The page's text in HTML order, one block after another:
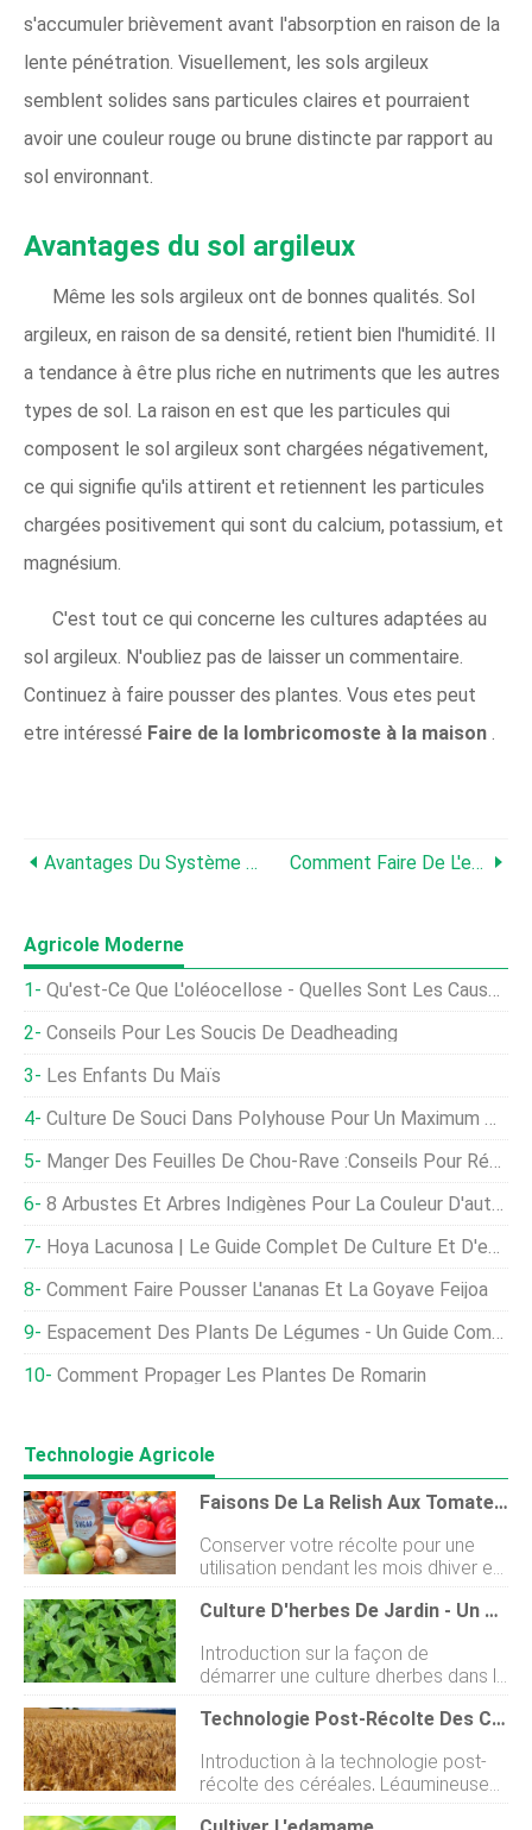
s'accumuler brièvement avant l'absorption en raison de la
lente pénétration. Visuellement, les sols argileux
semblent solides sans particules claires et pourraient
avoir une couleur rouge ou brune distincte par rapport au
sol environnant.
Avantages du sol argileux
Même les sols argileux ont de bonnes qualités. Sol
argileux, en raison de sa densité, retient bien l'humidité. Il
a tendance à être plus riche en nutriments que les autres
types de sol. La raison en est que les particules qui
composent le sol argileux sont chargées négativement,
ce qui signifie qu'ils attirent et retiennent les particules
chargées positivement qui sont du calcium, potassium, et
magnésium.
C'est tout ce qui concerne les cultures adaptées au
sol argileux. N'oubliez pas de laisser un commentaire.
Continuez à faire pousser des plantes. Vous etes peut
etre intéressé Faire de la lombricomoste à la maison
Avantages Du Système D'irrigation Goutte À Goutte Solaire, Modèle Comment Faire De L'engrais Aux Algues, Avantages
Agricole Moderne
Qu'est-Ce Que L'oléocellose - Quelles Sont Les Causes Des Taches Sur Les Agrumes
Conseils Pour Les Soucis De Deadheading
Les Enfants Du Maïs
Culture De Souci Dans Polyhouse Pour Un Maximum De Profits
Manger Des Feuilles De Chou-Rave :Conseils Pour Récolter Et Cuire Les Feuilles
8 Arbustes Et Arbres Indigènes Pour La Couleur D'automne Du Midwest
Hoya Lacunosa | Le Guide Complet De Culture Et D'entretien
Comment Faire Pousser L'ananas Et La Goyave Feijoa
Espacement Des Plants De Légumes - Un Guide Complet
Comment Propager Les Plantes De Romarin
Technologie Agricole
Faisons De La Relish Aux Tomates Et Au Piment !
Conserver votre récolte pour une
utilisation pendant les mois dhiver est
un moyen simple et efficace davoir
des produits cultivés à la maison
excellente recette polyvalente à faire
à la fin de lété ou au début de
lautomne, quand vous avez une
abondance de restes de tomates et
tomate 3 pommes 2 oignons 4
gousses dail (ou 4 cuillères à café
dail émincé) 2-4 piments (frais ou
Culture D'herbes De Jardin - Un Guide Complet
Introduction sur la façon de
démarrer une culture dherbes dans le
jardin Le parfum frais dune pincée de
coriandre hachée dans une soupe, la
de curry au curry, et le goût
énergisant de la menthe fraîchement
cueillie dans le thé du matin ne sont
Technologie Post-Récolte Des Céréales, Légumineuses, Et Oléagineux
Introduction à la technologie post-
récolte des céréales, Légumineuses,
et oléagineux : Dans le monde